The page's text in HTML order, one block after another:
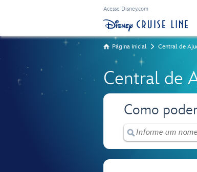
Acesse Disney.com
Página inicial Central de
Central de
Como